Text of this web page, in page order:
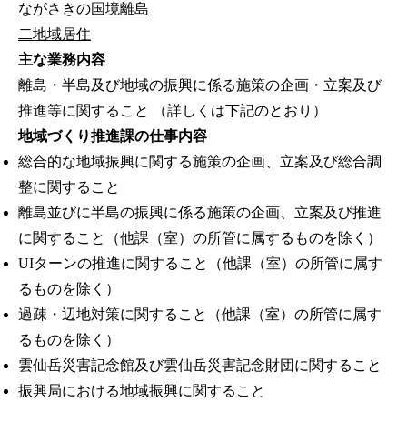
ながさきの国境離島
二地域居住
主な業務内容
離島・半島及び地域の振興に係る施策の企画・立案及び
推進等に関すること （詳しくは下記のとおり）
地域づくり推進課の仕事内容
総合的な地域振興に関する施策の企画、立案及び総合調
整に関すること
離島並びに半島の振興に係る施策の企画、立案及び推進
に関すること（他課（室）の所管に属するものを除く）
UIターンの推進に関すること（他課（室）の所管に属す
るものを除く）
過疎・辺地対策に関すること（他課（室）の所管に属す
るものを除く）
雲仙岳災害記念館及び雲仙岳災害記念財団に関すること
振興局における地域振興に関すること